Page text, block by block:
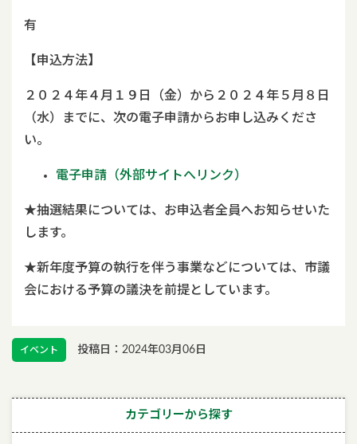
有
【申込方法】
２０２４年４月１９日（金）から２０２４年５月８日
（水）までに、次の電子申請からお申し込みくださ
い。
電子申請（外部サイトへリンク）
★抽選結果については、お申込者全員へお知らせいた
します。
★新年度予算の執行を伴う事業などについては、市議
会における予算の議決を前提としています。
イベント 投稿日：2024年03月06日
カテゴリーから探す